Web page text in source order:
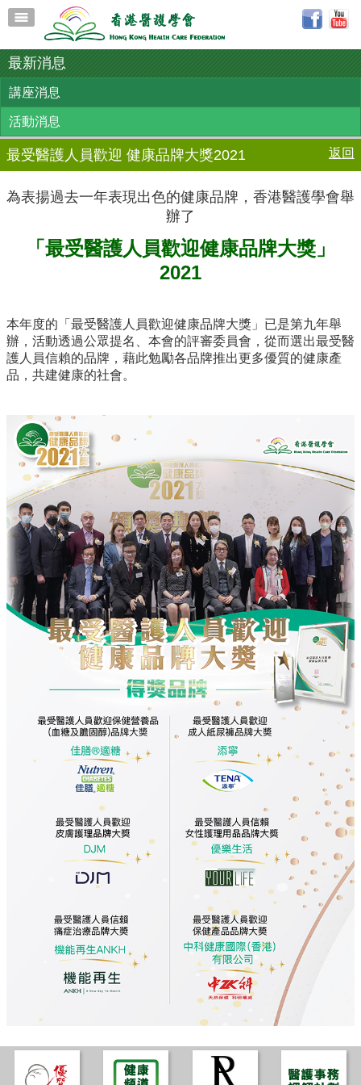
最新消息
講座消息
活動消息
最受醫護人員歡迎 健康品牌大獎2021 返回
為表揚過去一年表現出色的健康品牌，香港醫護學會舉
辦了
「最受醫護人員歡迎健康品牌大獎」
2021
本年度的「最受醫護人員歡迎健康品牌大獎」已是第九年舉
辦，活動透過公眾提名、本會的評審委員會，從而選出最受醫
護人員信賴的品牌，藉此勉勵各品牌推出更多優質的健康產
品，共建健康的社會。